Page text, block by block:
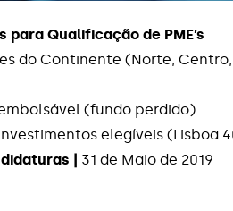
Qualificação de PME’s
do Continente (Norte,
(fundo perdido)
elegíveis (Lisboa
| 31 de Maio de 2019